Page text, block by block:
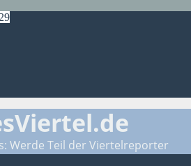
Werde Teil der Viertelreporter